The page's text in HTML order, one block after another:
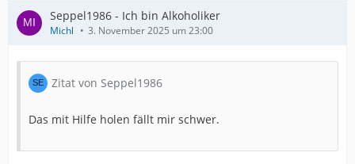
Seppel1986 - Ich bin Alkoholiker
Michl 3. November 2025 um 23:00
Zitat von Seppel1986
Das mit Hilfe holen fällt mir schwer.